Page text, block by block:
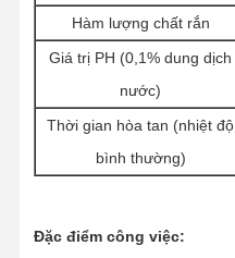
Hàm lượng chất rắn
Giá trị PH (0,1% dung dịch
nước)
Thời gian hòa tan (nhiệt độ
bình thường)
Đặc điểm công việc: